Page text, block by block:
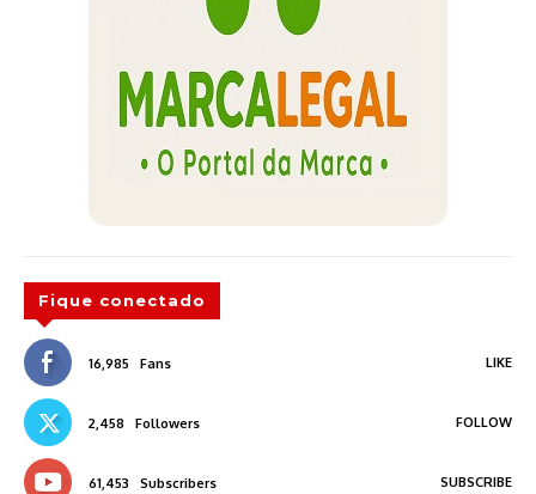
Fique conectado
16,985 Fans LIKE
2,458 Followers FOLLOW
61,453 Subscribers SUBSCRIBE